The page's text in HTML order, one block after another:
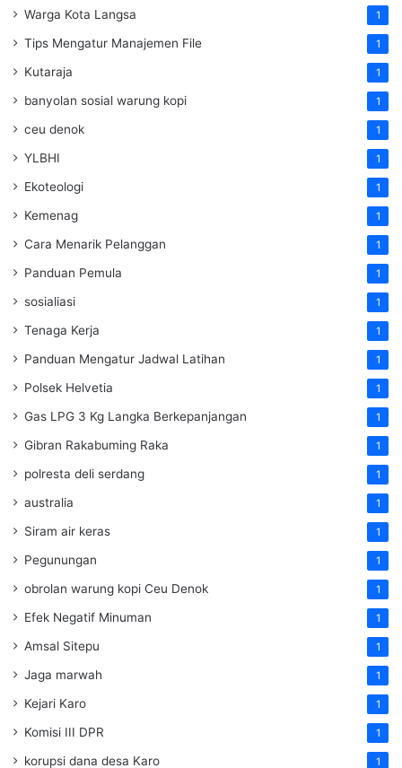
Warga Kota Langsa 1
Tips Mengatur Manajemen File 1
Kutaraja 1
banyolan sosial warung kopi 1
ceu denok 1
YLBHI 1
Ekoteologi 1
Kemenag 1
Cara Menarik Pelanggan 1
Panduan Pemula 1
sosialiasi 1
Tenaga Kerja 1
Panduan Mengatur Jadwal Latihan 1
Polsek Helvetia 1
Gas LPG 3 Kg Langka Berkepanjangan 1
Gibran Rakabuming Raka 1
polresta deli serdang 1
australia 1
Siram air keras 1
Pegunungan 1
obrolan warung kopi Ceu Denok 1
Efek Negatif Minuman 1
Amsal Sitepu 1
Jaga marwah 1
Kejari Karo 1
Komisi III DPR 1
korupsi dana desa Karo 1